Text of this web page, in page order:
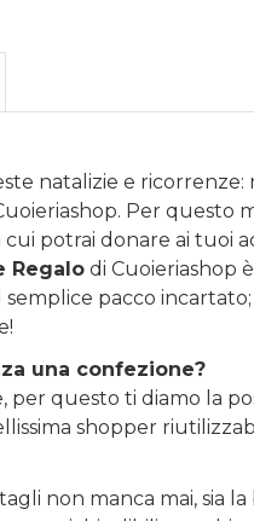
natalizie e ricorrenze:
. Per questo
cui potrai donare ai tuoi
Regalo di Cuoieriashop
pacco
una confezione?
per questo ti diamo la
shopper
non manca mai, sia